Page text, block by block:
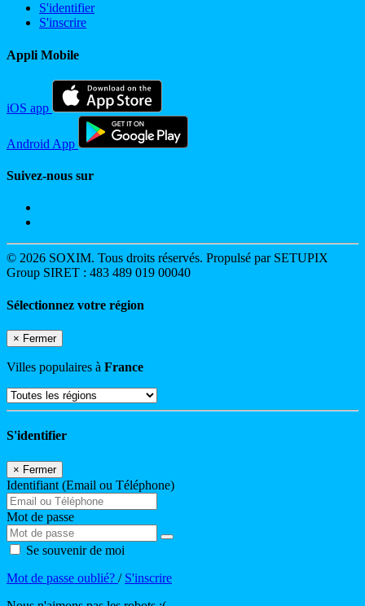
S'identifier
S'inscrire
Appli Mobile
iOS app
Android App
Suivez-nous sur
© 2026 SOXIM. Tous droits réservés. Propulsé par SETUPIX
Group SIRET : 483 489 019 00040
Sélectionnez votre région
× Fermer
Villes populaires à France
S'identifier
× Fermer
Identifiant (Email ou Téléphone)
Mot de passe
Se souvenir de moi
Mot de passe oublié? / S'inscrire